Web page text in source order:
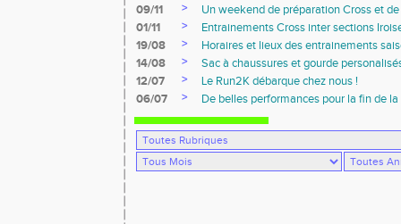
09/11
>
Un weekend de préparation Cross et
01/11
>
Entrainements Cross inter sections
19/08
>
Horaires et lieux des entrainements
14/08
>
Sac à chaussures et gourde
12/07
>
Le Run2K débarque chez nous !
06/07
> De belles performances pour la fin de la